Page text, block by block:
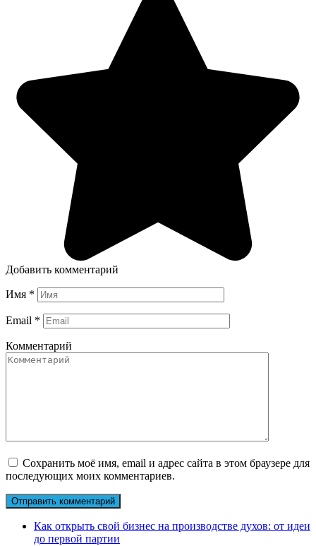
Добавить комментарий
Имя *
Email *
Комментарий
Сохранить моё имя, email и адрес сайта в этом браузере для
последующих моих комментариев.
Как открыть свой бизнес на производстве духов: от идеи
до первой партии